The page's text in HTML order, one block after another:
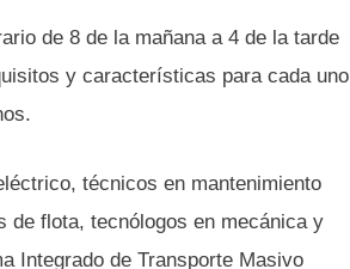
de 8 de la mañana a 4 de la tarde
y características para cada uno
técnicos en mantenimiento
de flota, tecnólogos en mecánica y
Integrado de Transporte Masivo